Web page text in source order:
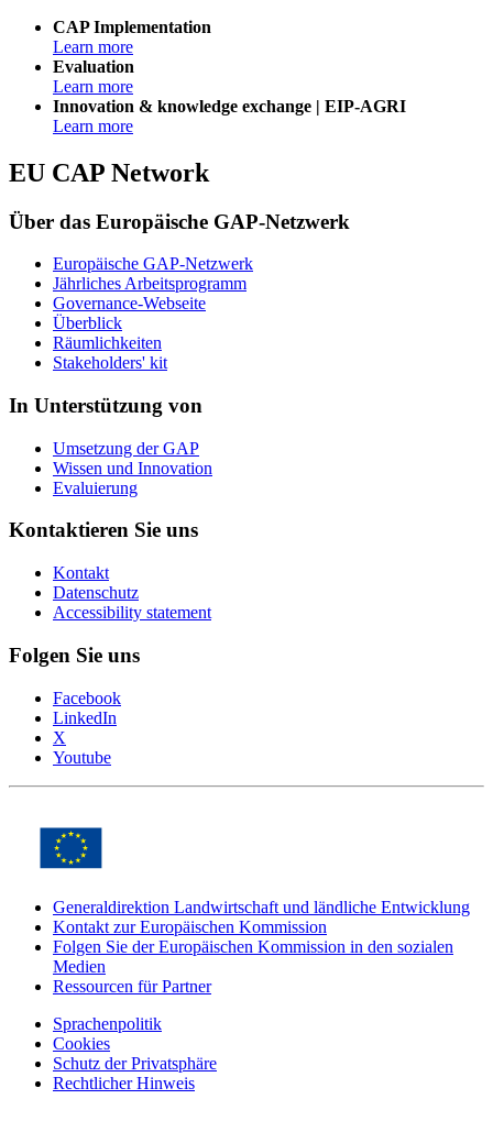
CAP Implementation
Learn more
Evaluation
Learn more
Innovation & knowledge exchange | EIP-AGRI
Learn more
EU CAP Network
Über das Europäische GAP-Netzwerk
Europäische GAP-Netzwerk
Jährliches Arbeitsprogramm
Governance-Webseite
Überblick
Räumlichkeiten
Stakeholders' kit
In Unterstützung von
Umsetzung der GAP
Wissen und Innovation
Evaluierung
Kontaktieren Sie uns
Kontakt
Datenschutz
Accessibility statement
Folgen Sie uns
Facebook
LinkedIn
X
link
Youtube
Kontakt
Generaldirektion Landwirtschaft und ländliche Entwicklung
Kontakt zur Europäischen Kommission
Folgen Sie der Europäischen Kommission in den sozialen
Medien
Ressourcen für Partner
Politik
Sprachenpolitik
Cookies
Schutz der Privatsphäre
Rechtlicher Hinweis